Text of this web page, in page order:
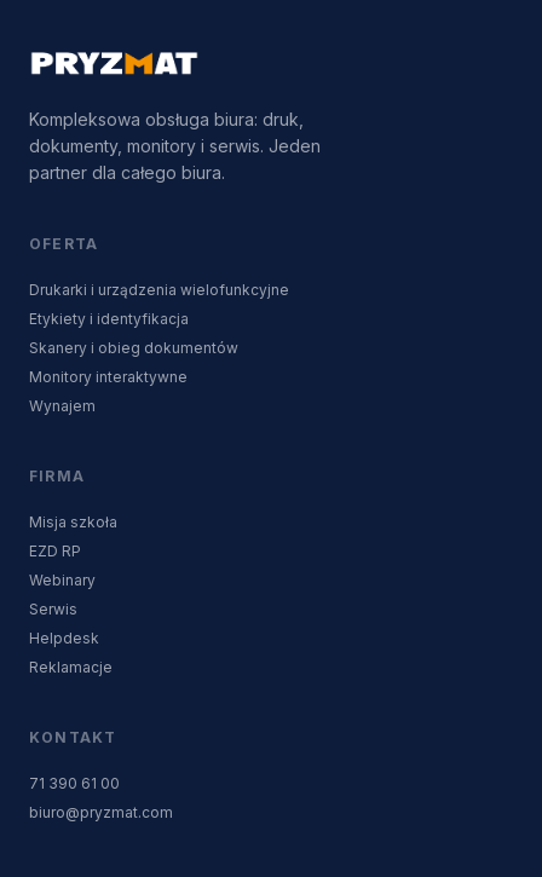
Kompleksowa obsługa biura: druk,
dokumenty, monitory i serwis. Jeden
partner dla całego biura.
OFERTA
Drukarki i urządzenia wielofunkcyjne
Etykiety i identyfikacja
Skanery i obieg dokumentów
Monitory interaktywne
Wynajem
FIRMA
Misja szkoła
EZD RP
Webinary
Serwis
Helpdesk
Reklamacje
KONTAKT
71 390 61 00
biuro@pryzmat.com